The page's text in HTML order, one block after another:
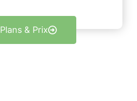
Plans & Prix